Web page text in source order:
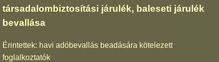
társadalombiztosítási járulék, baleseti járulék
bevallása
Érintettek: havi adóbevallás beadására kötelezett
foglalkoztatók